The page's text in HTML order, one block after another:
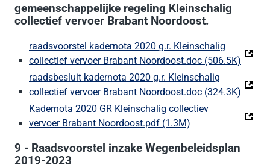
gemeenschappelijke regeling Kleinschalig
collectief vervoer Brabant Noordoost.
raadsvoorstel kadernota 2020 g.r. Kleinschalig
collectief vervoer Brabant Noordoost.doc (506.5K)
raadsbesluit kadernota 2020 g.r. Kleinschalig
collectief vervoer Brabant Noordoost.doc (324.3K)
Kadernota 2020 GR Kleinschalig collectiev
vervoer Brabant Noordoost.pdf (1.3M) (Deze link gaat
9 - Raadsvoorstel inzake Wegenbeleidsplan
2019-2023